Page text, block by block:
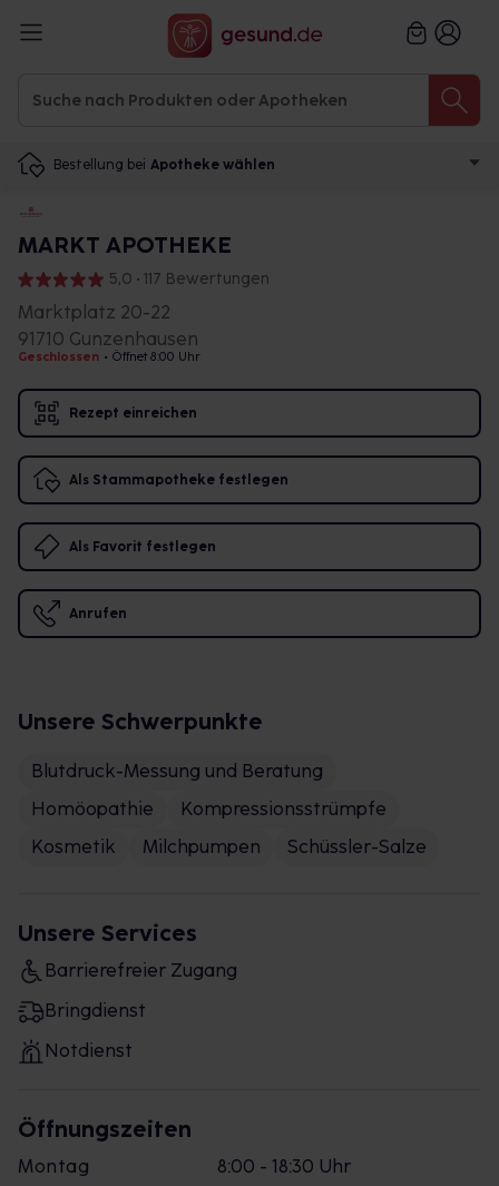
Bestellung bei Apotheke wählen
MARKT APOTHEKE
5,0 • 117 Bewertungen
Marktplatz 20-22
91710 Gunzenhausen
Geschlossen • Öffnet 8:00 Uhr
Rezept einreichen
Als Stammapotheke festlegen
Als Favorit festlegen
Anrufen
Unsere Schwerpunkte
Blutdruck-Messung und Beratung
Homöopathie
Kompressionsstrümpfe
Kosmetik
Milchpumpen Schüssler-Salze
Unsere Services
Barrierefreier Zugang
Bringdienst
Notdienst
Öffnungszeiten
Montag
8:00 - 18:30 Uhr